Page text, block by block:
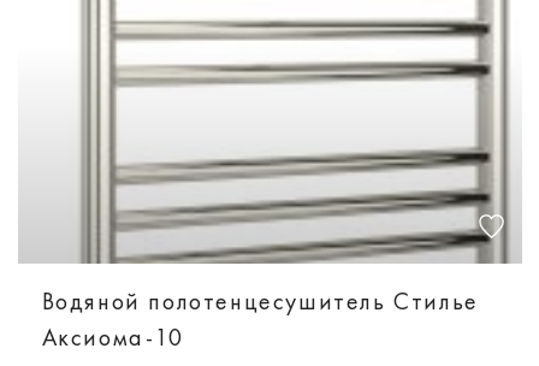
Водяной полотенцесушитель Стилье
Аксиома-10